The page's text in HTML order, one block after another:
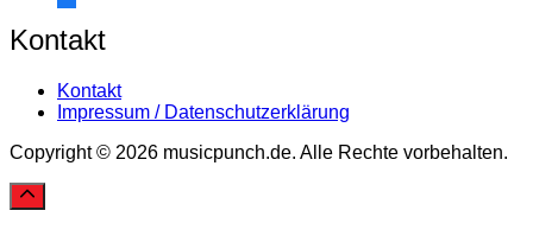
Kontakt
Kontakt
Impressum / Datenschutzerklärung
Copyright © 2026 musicpunch.de. Alle Rechte vorbehalten.